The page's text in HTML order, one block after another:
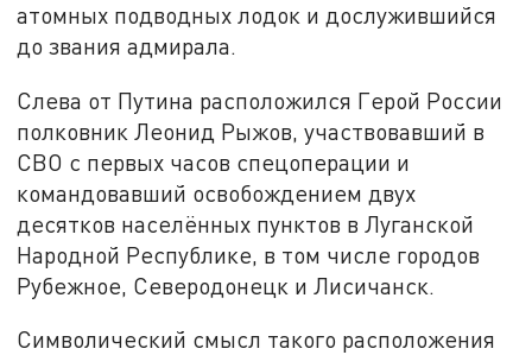
атомных подводных лодок и дослужившийся
до звания адмирала.
Слева от Путина расположился Герой России
полковник Леонид Рыжов, участвовавший в
СВО с первых часов спецоперации и
командовавший освобождением двух
десятков населённых пунктов в Луганской
Народной Республике, в том числе городов
Рубежное, Северодонецк и Лисичанск.
Символический смысл такого расположения